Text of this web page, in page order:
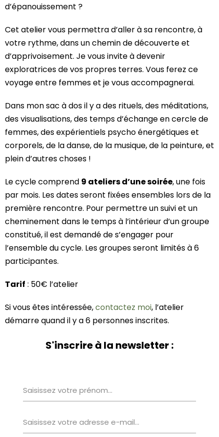
d’épanouissement ?
Cet atelier vous permettra d’aller à sa rencontre, à
votre rythme, dans un chemin de découverte et
d’apprivoisement. Je vous invite à devenir
exploratrices de vos propres terres. Vous ferez ce
voyage entre femmes et je vous accompagnerai.
Dans mon sac à dos il y a des rituels, des méditations,
des visualisations, des temps d’échange en cercle de
femmes, des expérientiels psycho énergétiques et
corporels, de la danse, de la musique, de la peinture, et
plein d’autres choses !
Le cycle comprend 9 ateliers d’une soirée, une fois
par mois. Les dates seront fixées ensembles lors de la
première rencontre. Pour permettre un suivi et un
cheminement dans le temps à l’intérieur d’un groupe
constitué, il est demandé de s’engager pour
l’ensemble du cycle. Les groupes seront limités à 6
participantes.
Tarif : 50€ l’atelier
Si vous êtes intéressée,contactez moi, l’atelier
démarre quand il y a 6 personnes inscrites.
S'inscrire à la newsletter :